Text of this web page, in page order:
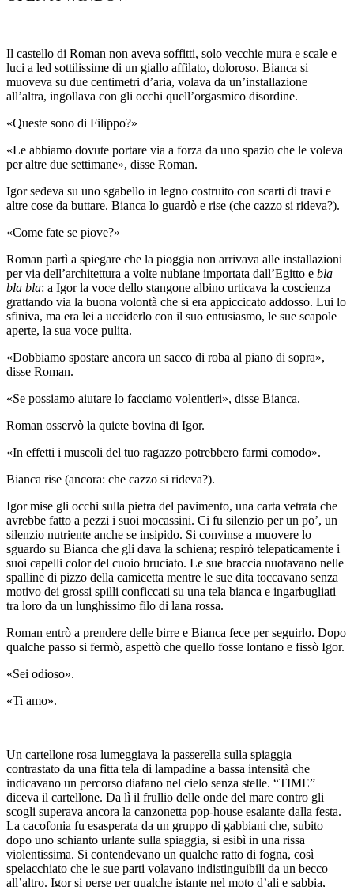
Il castello di Roman non aveva soffitti, solo vecchie mura e scale e
luci a led sottilissime di un giallo affilato, doloroso. Bianca si
muoveva su due centimetri d’aria, volava da un’installazione
all’altra, ingollava con gli occhi quell’orgasmico disordine.
«Queste sono di Filippo?»
«Le abbiamo dovute portare via a forza da uno spazio che le voleva
per altre due settimane», disse Roman.
Igor sedeva su uno sgabello in legno costruito con scarti di travi e
altre cose da buttare. Bianca lo guardò e rise (che cazzo si rideva?).
«Come fate se piove?»
Roman partì a spiegare che la pioggia non arrivava alle installazioni
per via dell’architettura a volte nubiane importata dall’Egitto e bla
bla bla: a Igor la voce dello stangone albino urticava la coscienza
grattando via la buona volontà che si era appiccicato addosso. Lui lo
sfiniva, ma era lei a ucciderlo con il suo entusiasmo, le sue scapole
aperte, la sua voce pulita.
«Dobbiamo spostare ancora un sacco di roba al piano di sopra»,
disse Roman.
«Se possiamo aiutare lo facciamo volentieri», disse Bianca.
Roman osservò la quiete bovina di Igor.
«In effetti i muscoli del tuo ragazzo potrebbero farmi comodo».
Bianca rise (ancora: che cazzo si rideva?).
Igor mise gli occhi sulla pietra del pavimento, una carta vetrata che
avrebbe fatto a pezzi i suoi mocassini. Ci fu silenzio per un po’, un
silenzio nutriente anche se insipido. Si convinse a muovere lo
sguardo su Bianca che gli dava la schiena; respirò telepaticamente i
suoi capelli color del cuoio bruciato. Le sue braccia nuotavano nelle
spalline di pizzo della camicetta mentre le sue dita toccavano senza
motivo dei grossi spilli conficcati su una tela bianca e ingarbugliati
tra loro da un lunghissimo filo di lana rossa.
Roman entrò a prendere delle birre e Bianca fece per seguirlo. Dopo
qualche passo si fermò, aspettò che quello fosse lontano e fissò Igor.
«Sei odioso».
«Ti amo».
Un cartellone rosa lumeggiava la passerella sulla spiaggia
contrastato da una fitta tela di lampadine a bassa intensità che
indicavano un percorso diafano nel cielo senza stelle. “TIME”
diceva il cartellone. Da lì il frullio delle onde del mare contro gli
scogli superava ancora la canzonetta pop-house esalante dalla festa.
La cacofonia fu esasperata da un gruppo di gabbiani che, subito
dopo uno schianto urlante sulla spiaggia, si esibì in una rissa
violentissima. Si contendevano un qualche ratto di fogna, così
spelacchiato che le sue parti volavano indistinguibili da un becco
all’altro. Igor si perse per qualche istante nel moto d’ali e sabbia,